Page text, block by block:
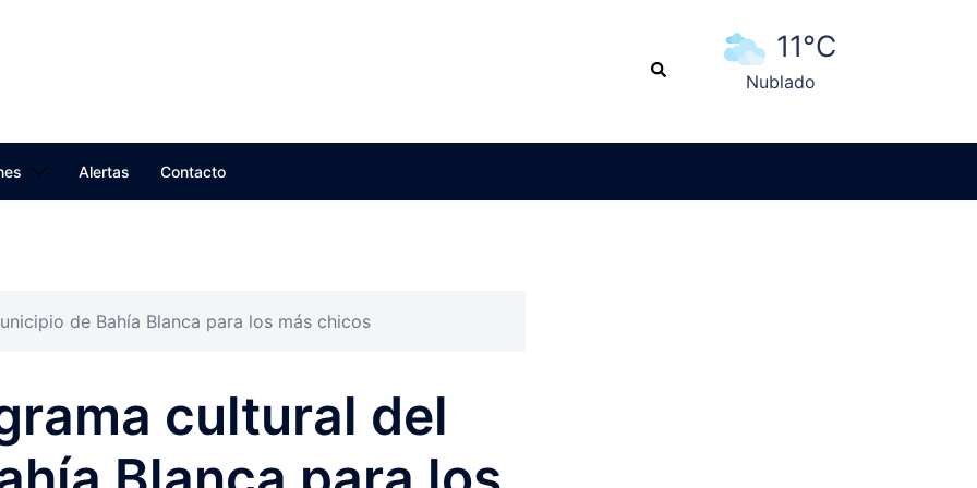
Search
11°C
Nublado
Alertas Contacto
de Bahía Blanca para los más chicos
cultural del